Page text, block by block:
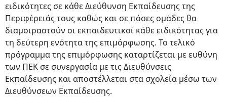
ειδικότητες σε κάθε Διεύθυνση Εκπαίδευσης της
Περιφέρειάς τους καθώς και σε πόσες ομάδες θα
διαμοιραστούν οι εκπαιδευτικοί κάθε ειδικότητας για
τη δεύτερη ενότητα της επιμόρφωσης. Το τελικό
πρόγραμμα της επιμόρφωσης καταρτίζεται με ευθύνη
των ΠΕΚ σε συνεργασία με τις Διευθύνσεις
Εκπαίδευσης και αποστέλλεται στα σχολεία μέσω των
Διευθύνσεων Εκπαίδευσης.